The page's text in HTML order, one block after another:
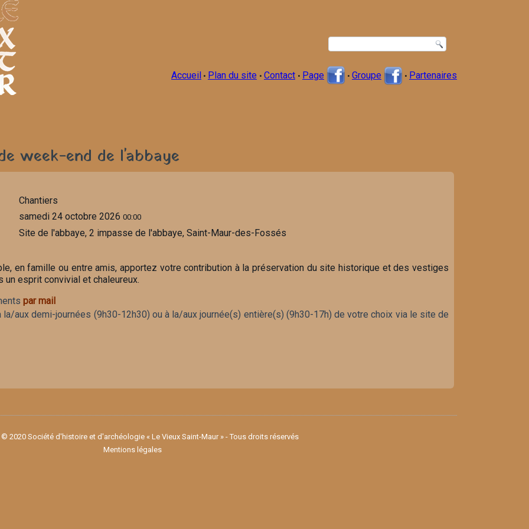
Accueil • Plan du site • Contact • Page • Groupe • Partenaires
week-end de l'abbaye
Chantiers
samedi 24 octobre 2026 00:00
Site de l'abbaye, 2 impasse de l'abbaye, Saint-Maur-des-Fossés
en famille ou entre amis, apportez votre contribution à la préservation du site historique et des vestiges
un esprit convivial et chaleureux.
par mail
la/aux demi-journées (9h30-12h30) ou à la/aux journée(s) entière(s) (9h30-17h) de votre choix via le site de
2020 Société d'histoire et d'archéologie « Le Vieux Saint-Maur » - Tous droits réservés
Mentions légales